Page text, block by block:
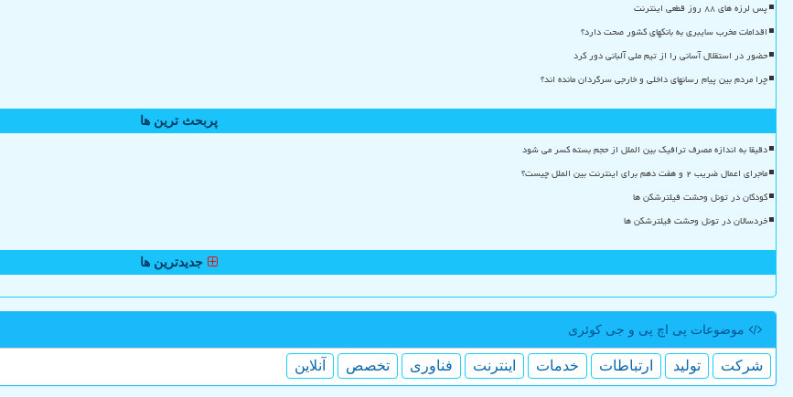
پس لرزه های ۸۸ روز قطعی اینترنت
اقدامات مخرب سایبری به بانکهای کشور صحت دارد؟
حضور در استقلال آسانی را از تیم ملی آلبانی دور کرد
چرا مردم بین پیام رسانهای داخلی و خارجی سرگردان مانده اند؟
پربحث ترین ها
دقیقا به اندازه مصرف ترافیک بین الملل از حجم بسته کسر می شود
ماجرای اعمال ضریب ۲ و هفت دهم برای اینترنت بین الملل چیست؟
کودکان در تونل وحشت فیلترشکن ها
خردسالان در تونل وحشت فیلترشکن ها
جدیدترین ها
موضوعات پی اچ پی و جی كوئری
شركت تولید ارتباطات خدمات اینترنت فناوری تخصص آنلاین